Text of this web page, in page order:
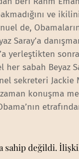
ve
de,
Saray’a
yerleştikten
sabah Beyaz
sekreteri Jackie
konuşma
sahip değildi.